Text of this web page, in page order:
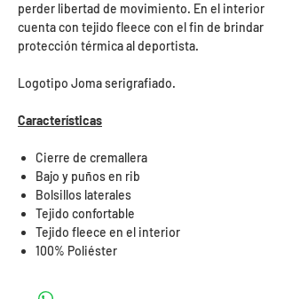
perder libertad de movimiento. En el interior
cuenta con tejido fleece con el fin de brindar
protección térmica al deportista.
Logotipo Joma serigrafiado.
Características
Cierre de cremallera
Bajo y puños en rib
Bolsillos laterales
Tejido confortable
Tejido fleece en el interior
100% Poliéster